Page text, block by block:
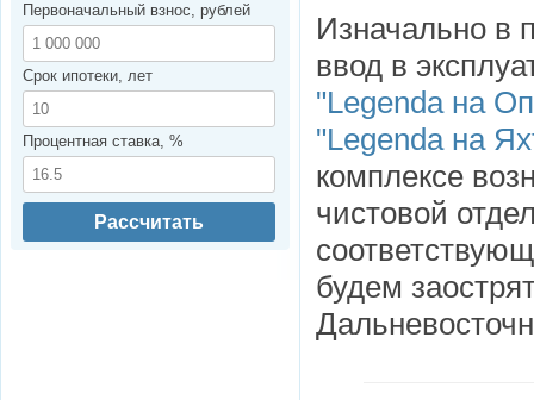
Изначально в
ввод в
"Legenda на
"Legenda на
комплексе
чистовой
будем
Первоначальный взнос, рублей
Срок ипотеки, лет
Процентная ставка, %
Рассчитать